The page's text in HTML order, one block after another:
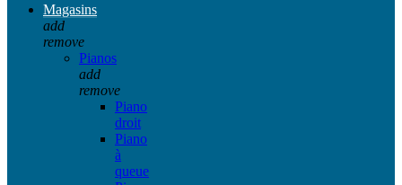
Magasins
add
remove
Pianos
add
remove
Piano
droit
Piano
à
queue